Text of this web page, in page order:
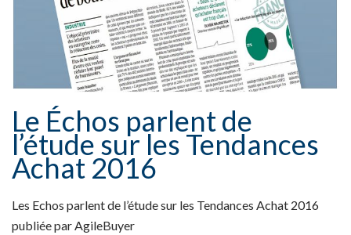
Le Échos parlent de
l’étude sur les Tendances
Achat 2016
Les Echos parlent de l’étude sur les Tendances Achat 2016
publiée par AgileBuyer